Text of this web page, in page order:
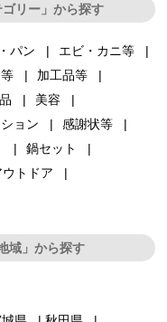
リー」から探す
パン
エビ・カニ等
加工品等
美容
ョン
感謝状等
鍋セット
トドア
域」から探す